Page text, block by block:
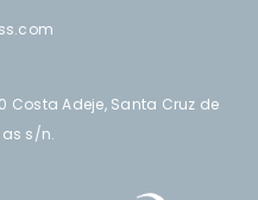
Costa Adeje, Santa Cruz de
s/n.